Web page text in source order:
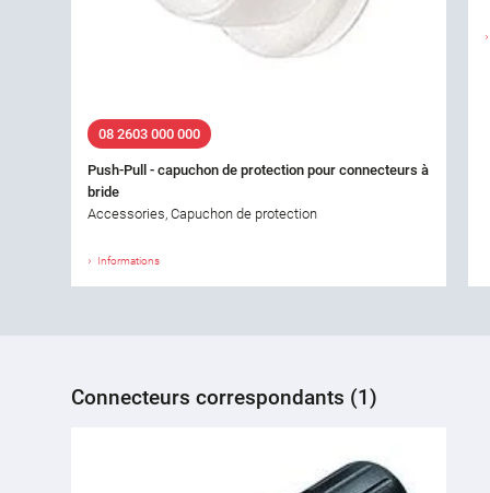
08 2603 000 000
Push-Pull - capuchon de protection pour connecteurs à
bride
Accessories, Capuchon de protection
Informations
Connecteurs correspondants (1)